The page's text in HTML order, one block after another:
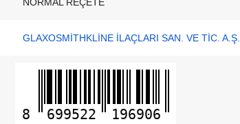
NORMAL REÇETE
GLAXOSMİTHKLİNE İLAÇLARI SAN. VE TİC. A.Ş.
8 699522 196906